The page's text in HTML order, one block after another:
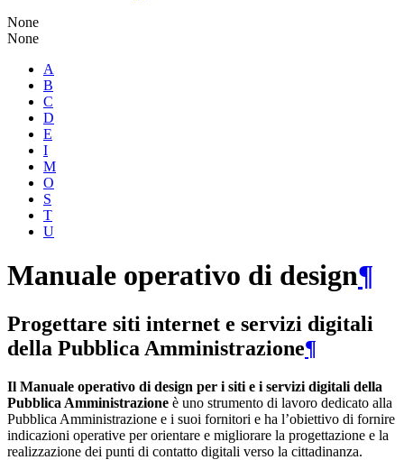
None
None
A
B
C
D
E
I
M
O
S
T
U
Manuale operativo di design¶
Progettare siti internet e servizi digitali
della Pubblica Amministrazione¶
Il Manuale operativo di design per i siti e i servizi digitali della
Pubblica Amministrazione è uno strumento di lavoro dedicato alla
Pubblica Amministrazione e i suoi fornitori e ha l’obiettivo di fornire
indicazioni operative per orientare e migliorare la progettazione e la
realizzazione dei punti di contatto digitali verso la cittadinanza.